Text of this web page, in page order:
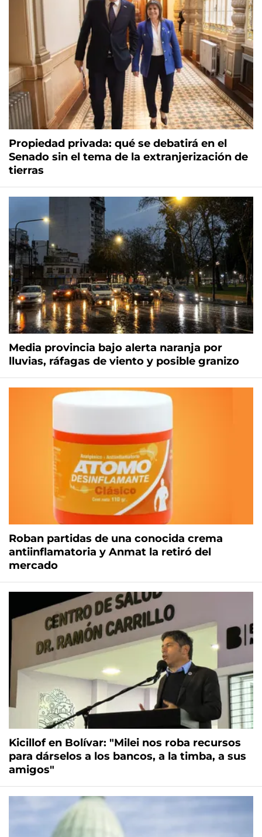
Propiedad privada: qué se debatirá en el
Senado sin el tema de la extranjerización de
tierras
Media provincia bajo alerta naranja por
lluvias, ráfagas de viento y posible granizo
Roban partidas de una conocida crema
antiinflamatoria y Anmat la retiró del
mercado
Kicillof en Bolívar: "Milei nos roba recursos
para dárselos a los bancos, a la timba, a sus
amigos"